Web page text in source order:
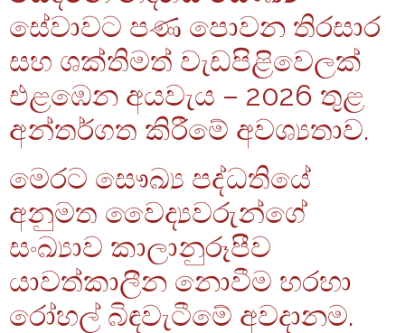
සේවාවට පණ පොවන තිරසාර
සහ ශක්තිමත් වැඩපිළිවෙලක්
එළඹෙන අයවැය – 2026 තුළ
අන්තර්ගත කිරීමේ අවශ්‍යතාව.
මෙරට සෞඛ්‍ය පද්ධතියේ
අනුමත වෛද්‍යවරුන්ගේ
සංඛ්‍යාව කාලානුරූපීව
යාවත්කාලීන නොවීම හරහා
රෝහල් බිඳවැටීමේ අවදානම.